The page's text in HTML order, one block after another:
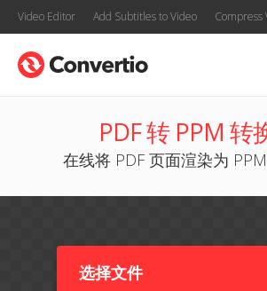
Video Editor Add Subtitles to Video Compress
PDF 转 PPM 转
在线将 PDF 页面渲染为
选择文件